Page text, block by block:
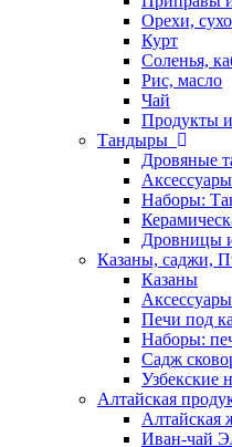
Орехи,
Курт
Соленья,
Рис, масло
Чай
Продукты
Тандыры
Дровяные
Наборы:
Дровницы
Казаны, саджи,
Казаны
Печи под
Наборы:
Садж
Узбекские
Алтайская
Алтайская
Иван-чай